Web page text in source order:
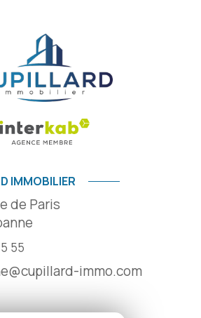
IMMOBILIER
de Paris
55
immo.com